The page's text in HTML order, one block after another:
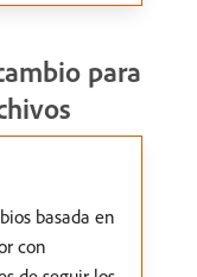
para
basada en
con